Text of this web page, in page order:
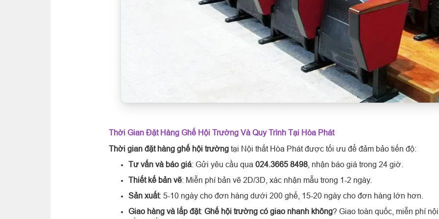
Thời Gian Đặt Hàng Ghế Hội Trường Và Quy Trình Tại Hòa Phát
Thời gian đặt hàng ghế hội trường tại Nội thất Hòa Phát được tối ưu để đảm bảo tiến độ:
Tư vấn và báo giá: Gửi yêu cầu qua 024.3665 8498 , nhận báo giá trong 24 giờ.
Thiết kế bản vẽ: Miễn phí bản vẽ 2D/3D, xác nhận mẫu trong 1-2 ngày.
Sản xuất: 5-10 ngày cho đơn hàng dưới 200 ghế, 15-20 ngày cho đơn hàng lớn hơn.
Giao hàng và lắp đặt: Ghế hội trường có giao nhanh không? Giao toàn quốc, miễn phí